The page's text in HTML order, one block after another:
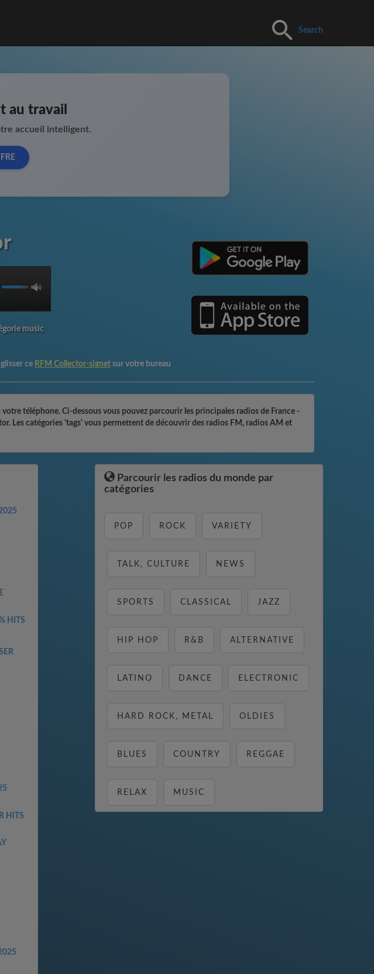
Search
au travail
accueil intelligent.
music
ce RFM Collector-signet sur votre bureau
téléphone. Ci-dessous vous pouvez parcourir les principales radios de France -
Les catégories 'tags' vous permettent de découvrir des radios FM, radios AM et
HITS
HITS
Parcourir les radios du monde par
catégories
POP ROCK VARIETY
TALK, CULTURE NEWS
SPORTS CLASSICAL JAZZ
HIP HOP R&B ALTERNATIVE
LATINO DANCE ELECTRONIC
HARD ROCK, METAL OLDIES
BLUES COUNTRY REGGAE
RELAX MUSIC